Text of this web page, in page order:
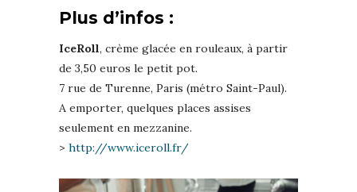
Plus d’infos :
IceRoll, crème glacée en rouleaux, à partir
de 3,50 euros le petit pot.
7 rue de Turenne, Paris (métro Saint-Paul).
A emporter, quelques places assises
seulement en mezzanine.
> http://www.iceroll.fr/